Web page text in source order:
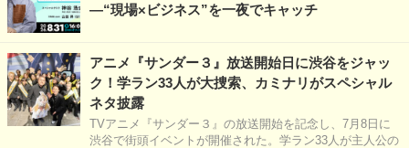
―“現場×ビジネス”を一夜でキャッチ
アニメ『サンダー３』放送開始日に渋谷をジャッ
ク！学ラン33人が大捜索、カミナリがスペシャル
ネタ披露
TVアニメ『サンダー３』の放送開始を記念し、7月8日に
渋谷で街頭イベントが開催された。学ラン33人が主人公の